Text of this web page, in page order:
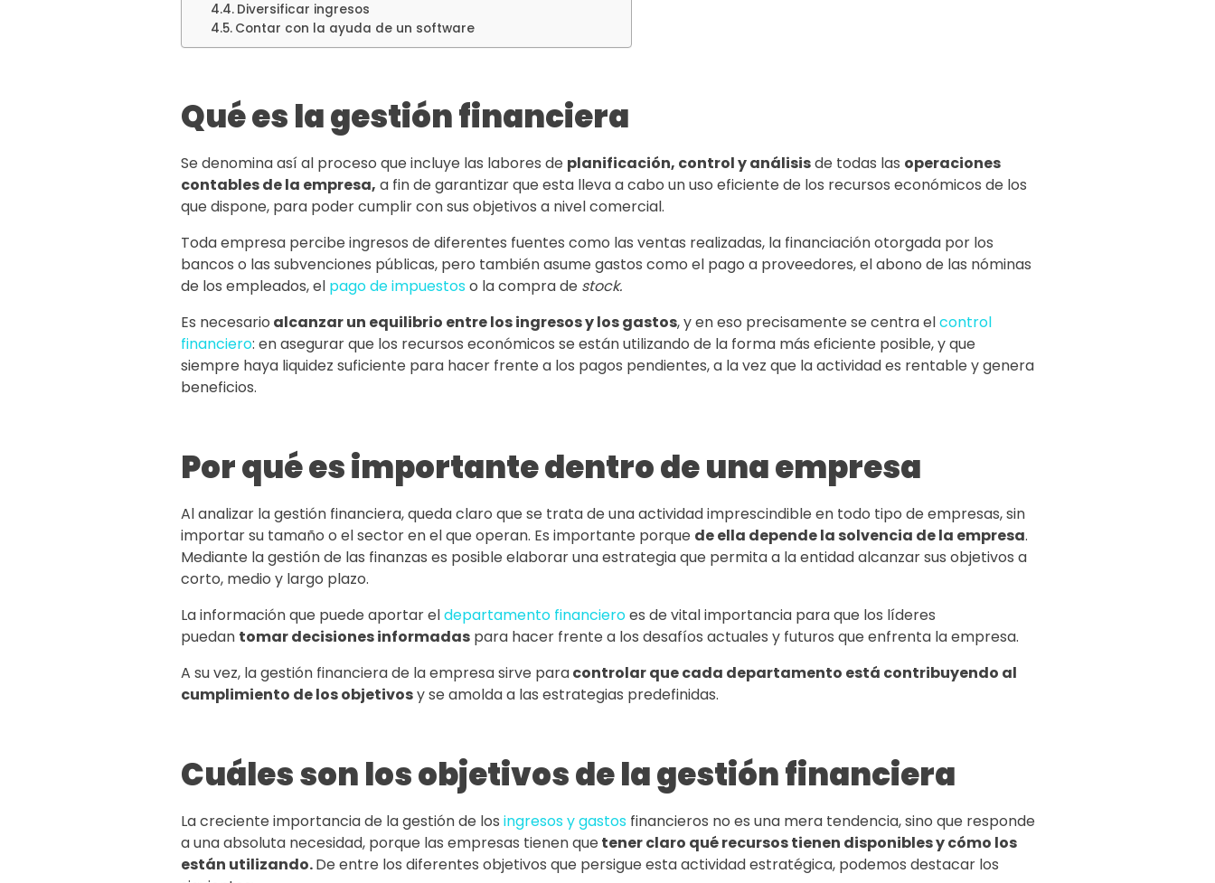
Diversificar ingresos
Contar con la ayuda de un software
Qué es la gestión financiera
Se denomina así al proceso que incluye las labores de planificación, control y análisisde todas las operaciones
contables de la empresa, a fin de garantizar que esta lleva a cabo un uso eficiente de los recursos económicos de los
que dispone, para poder cumplir con sus objetivos a nivel comercial.
Toda empresa percibe ingresos de diferentes fuentes como las ventas realizadas, la financiación otorgada por los
bancos o las subvenciones públicas, pero también asume gastos como el pago a proveedores, el abono de las nóminas
de los empleados, el pago de impuestoso la compra de stock.
Es necesario alcanzar un equilibrio entre los ingresos y los gastos, y en eso precisamente se centra elcontrol
financiero: en asegurar que los recursos económicos se están utilizando de la forma más eficiente posible, y que
siempre haya liquidez suficiente para hacer frente a los pagos pendientes, a la vez que la actividad es rentable y genera
beneficios.
Por qué es importante dentro de una empresa
Al analizar la gestión financiera, queda claro que se trata de una actividad imprescindible en todo tipo de empresas, sin
importar su tamaño o el sector en el que operan. Es importante porque de ella depende la solvencia de la empresa.
Mediante la gestión de las finanzas es posible elaborar una estrategia que permita a la entidad alcanzar sus objetivos a
corto, medio y largo plazo.
La información que puede aportar eldepartamento financieroes de vital importancia para que los líderes
puedan tomar decisiones informadaspara hacer frente a los desafíos actuales y futuros que enfrenta la empresa.
A su vez, la gestión financiera de la empresa sirve paracontrolar que cada departamento está contribuyendo al
cumplimiento de los objetivosy se amolda a las estrategias predefinidas.
Cuáles son los objetivos de la gestión financiera
La creciente importancia de la gestión de los ingresos y gastosfinancieros no es una mera tendencia, sino que responde
a una absoluta necesidad, porque las empresas tienen que tener claro qué recursos tienen disponibles y cómo los
están utilizando.De entre los diferentes objetivos que persigue esta actividad estratégica, podemos destacar los